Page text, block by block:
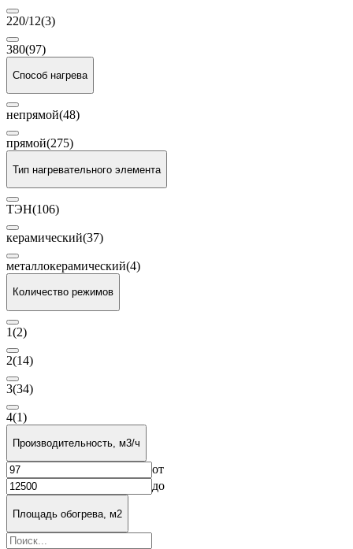
220/12(3)
380(97)
Способ нагрева
непрямой(48)
прямой(275)
Тип нагревательного элемента
ТЭН(106)
керамический(37)
металлокерамический(4)
Количество режимов
1(2)
2(14)
3(34)
4(1)
Производительность, м3/ч
от
до
Площадь обогрева, м2